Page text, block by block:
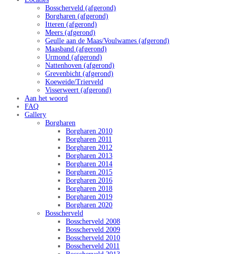
Bosscherveld (afgerond)
Borgharen (afgerond)
Itteren (afgerond)
Meers (afgerond)
Geulle aan de Maas/Voulwames (afgerond)
Maasband (afgerond)
Urmond (afgerond)
Nattenhoven (afgerond)
Grevenbicht (afgerond)
Koeweide/Trierveld
Visserweert (afgerond)
Aan het woord
FAQ
Gallery
Borgharen
Borgharen 2010
Borgharen 2011
Borgharen 2012
Borgharen 2013
Borgharen 2014
Borgharen 2015
Borgharen 2016
Borgharen 2018
Borgharen 2019
Borgharen 2020
Bosscherveld
Bosscherveld 2008
Bosscherveld 2009
Bosscherveld 2010
Bosscherveld 2011